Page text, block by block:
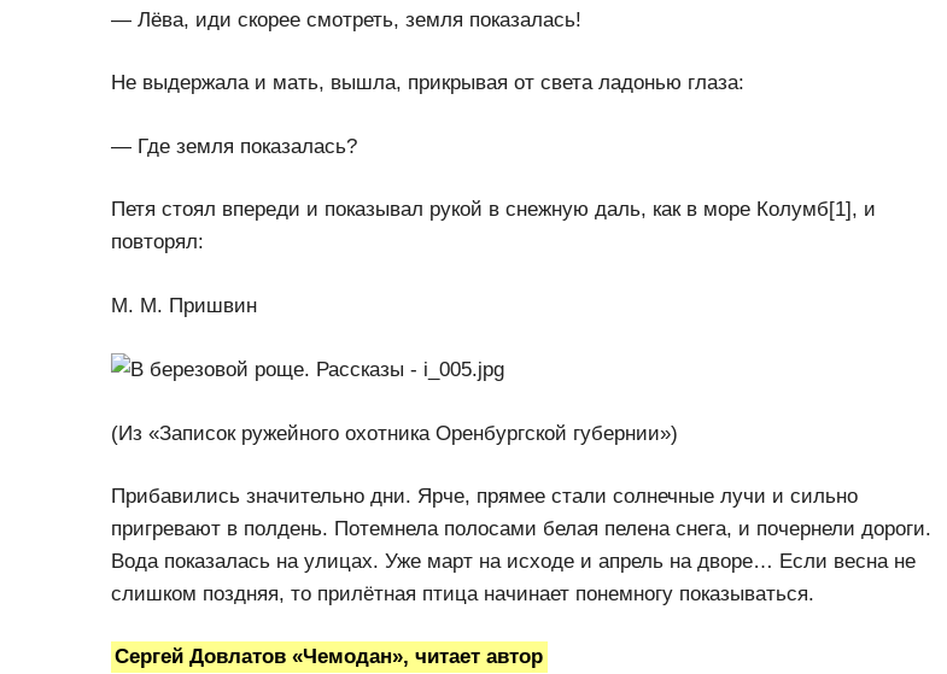
— Лёва, иди скорее смотреть, земля показалась!
Не выдержала и мать, вышла, прикрывая от света ладонью глаза:
— Где земля показалась?
Петя стоял впереди и показывал рукой в снежную даль, как в море Колумб[1], и
повторял:
М. М. Пришвин
(Из «Записок ружейного охотника Оренбургской губернии»)
Прибавились значительно дни. Ярче, прямее стали солнечные лучи и сильно
пригревают в полдень. Потемнела полосами белая пелена снега, и почернели дороги.
Вода показалась на улицах. Уже март на исходе и апрель на дворе… Если весна не
слишком поздняя, то прилётная птица начинает понемногу показываться.
Сергей Довлатов «Чемодан», читает автор